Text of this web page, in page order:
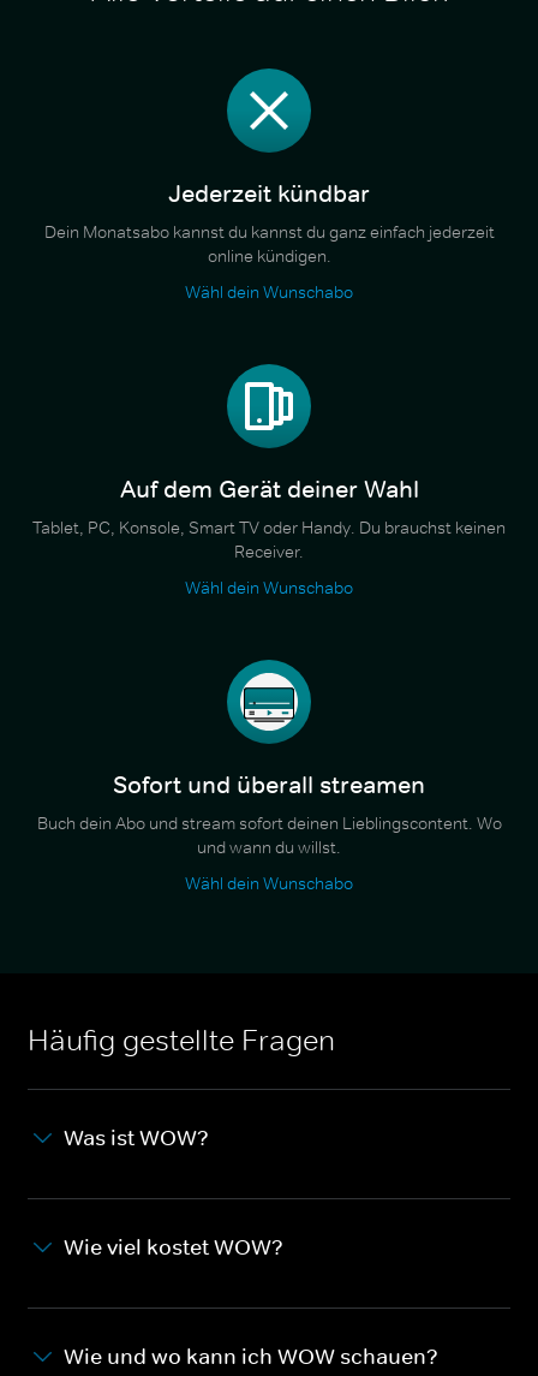
Jederzeit kündbar
Dein Monatsabo kannst du kannst du ganz einfach jederzeit
online kündigen.
Wähl dein Wunschabo
Auf dem Gerät deiner Wahl
Tablet, PC, Konsole, Smart TV oder Handy. Du brauchst keinen
Receiver.
Wähl dein Wunschabo
Sofort und überall streamen
Buch dein Abo und stream sofort deinen Lieblingscontent. Wo
und wann du willst.
Wähl dein Wunschabo
Häufig gestellte Fragen
Was ist WOW?
Wie viel kostet WOW?
Wie und wo kann ich WOW schauen?